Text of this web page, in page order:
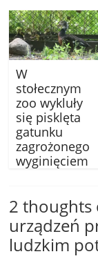
W
stołecznym
zoo wykluły
się pisklęta
gatunku
zagrożonego
wyginięciem
2 thoughts
urządzeń
ludzkim